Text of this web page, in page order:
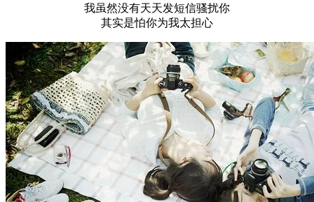
我虽然没有天天发短信骚扰你
其实是怕你为我太担心